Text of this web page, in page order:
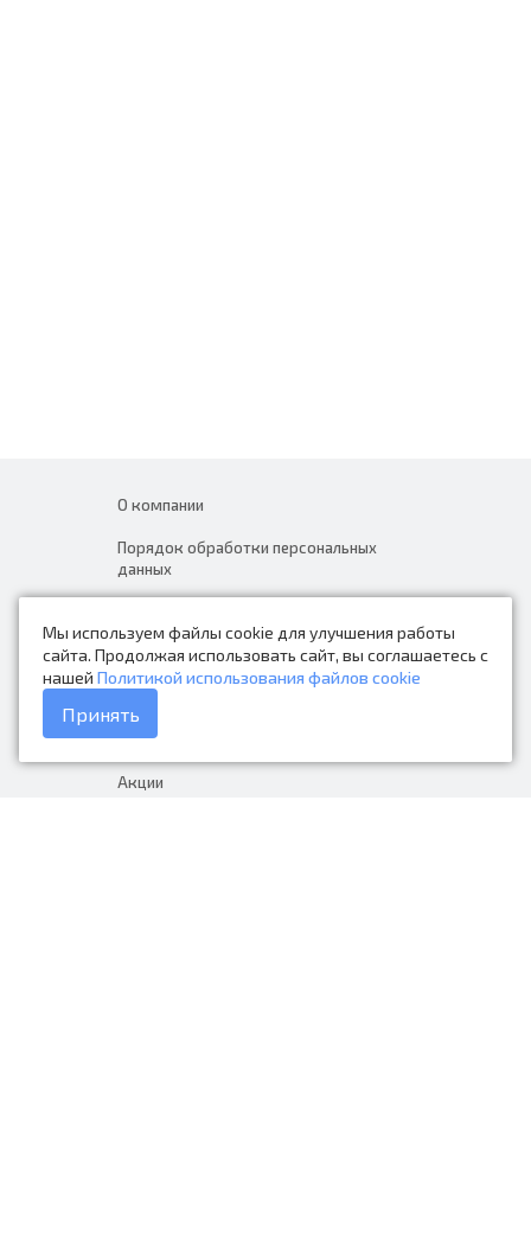
Мы используем файлы cookie для улучшения работы
сайта. Продолжая использовать сайт, вы соглашаетесь с
нашей Политикой использования файлов cookie
Принять
О компании
Порядок обработки персональных
данных
Контакты
Каталог товаров
Доставка и оплата
Акции